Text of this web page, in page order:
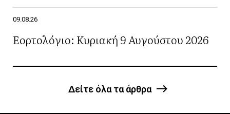
09.08.26
Εορτολόγιο: Κυριακή 9 Αυγούστου 2026
Δείτε όλα τα άρθρα